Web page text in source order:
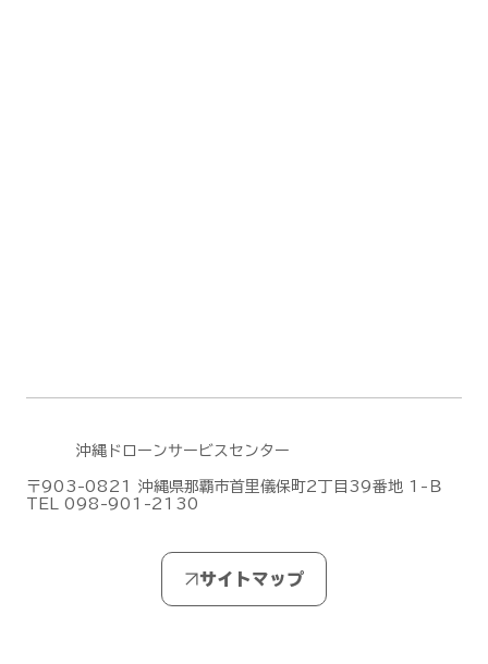
沖縄ドローンサービスセンター
〒903-0821 沖縄県那覇市首里儀保町2丁目39番地 1-Ｂ
TEL 098-901-2130